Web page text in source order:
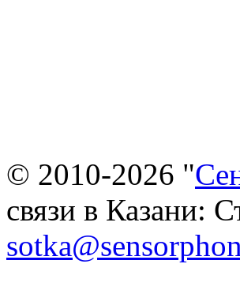
© 2010-2026 "
связи в Казани: